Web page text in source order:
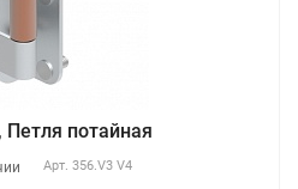
Петля потайная
Арт. 356.V3 V4